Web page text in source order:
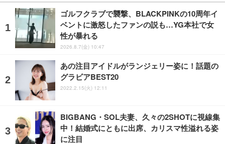
ゴルフクラブで襲撃、BLACKPINKの10周年イ
ベントに激怒したファンの説も…YG本社で女
性が暴れる
2026.8.7(金) 10:47
あの注目アイドルがランジェリー姿に！話題の
グラビアBEST20
2022.2.15(火) 12:11
BIGBANG・SOL夫妻、久々の2SHOTに視線集
中！結婚式にともに出席、カリスマ性溢れる姿
に注目